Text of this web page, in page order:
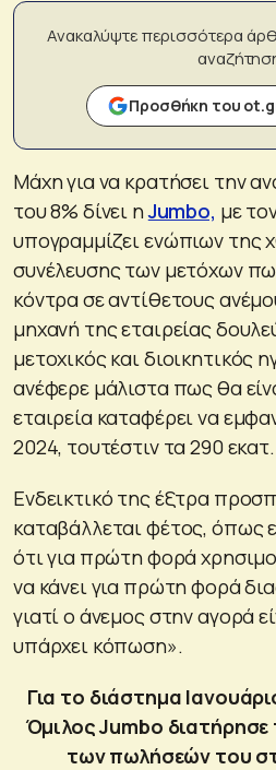
Ανακαλύψτε περισσότερα
Προσθήκη του
Μάχη για να κρατήσει την
του 8% δίνει ηJumbo, με
υπογραμμίζει ενώπιων της
συνέλευσης των μετόχων
κόντρα σε αντίθετους
μηχανή της εταιρείας
μετοχικός και διοικητικός
ανέφερε μάλιστα πως θα
εταιρεία καταφέρει να
2024, τουτέστιν τα 290
Ενδεικτικό της έξτρα
καταβάλλεται φέτος, όπως
ότι για πρώτη φορά
να κάνει για πρώτη φορά
γιατί ο άνεμος στην αγορά
υπάρχει κόπωση».
Για το διάστημα
Όμιλος Jumbo
των πωλήσεών του